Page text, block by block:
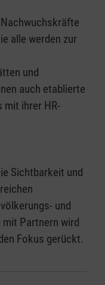
alle werden zur
und
auch etablierte
mit ihrer HR-
Sichtbarkeit und
und
Partnern wird
Fokus gerückt.